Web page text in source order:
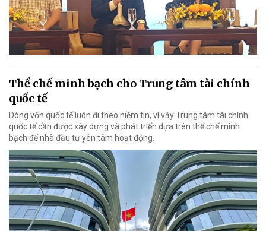
Thể chế minh bạch cho Trung tâm tài chính
quốc tế
Dòng vốn quốc tế luôn đi theo niềm tin, vì vậy Trung tâm tài chính
quốc tế cần được xây dựng và phát triển dựa trên thể chế minh
bạch để nhà đầu tư yên tâm hoạt động.